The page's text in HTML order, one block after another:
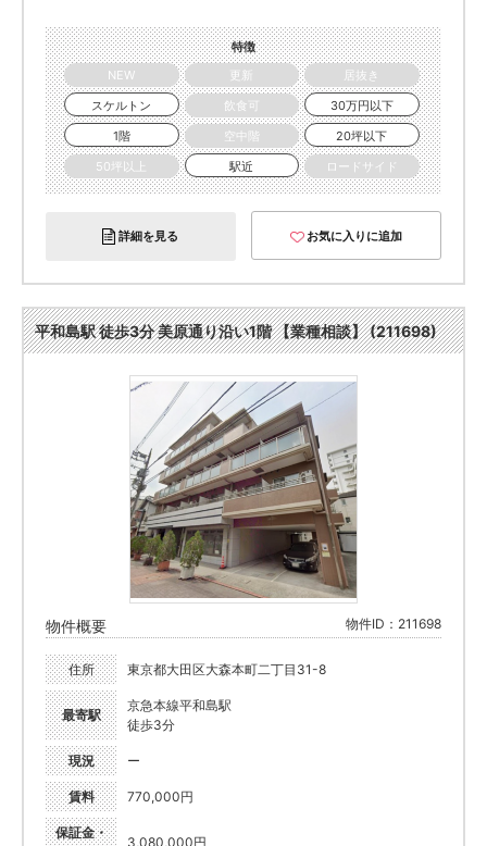
特徴
NEW
更新
居抜き
スケルトン
飲食可
30万円以下
1階
空中階
20坪以下
50坪以上
駅近 ロードサイド
詳細を見る お気に入りに追加
平和島駅 徒歩3分 美原通り沿い1階 【業種相談】 (211698)
物件概要 物件ID：211698
住所 東京都大田区大森本町二丁目31-8
最寄駅
京急本線平和島駅
徒歩3分
現況 ー
賃料 770,000円
保証金・
3,080,000円